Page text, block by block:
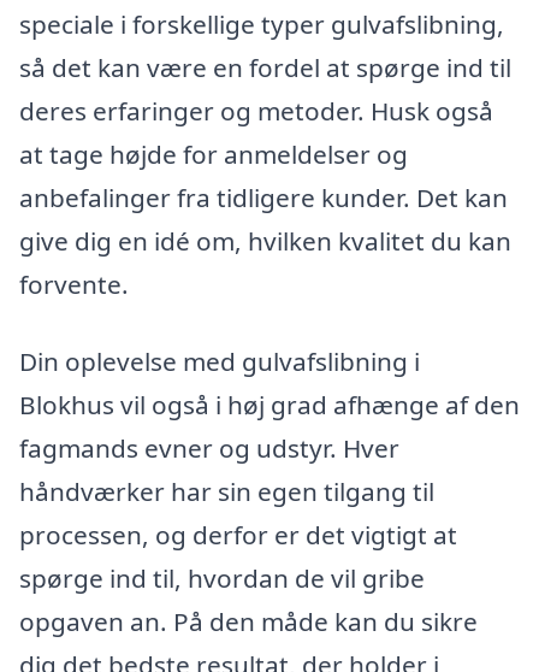
speciale i forskellige typer gulvafslibning,
så det kan være en fordel at spørge ind til
deres erfaringer og metoder. Husk også
at tage højde for anmeldelser og
anbefalinger fra tidligere kunder. Det kan
give dig en idé om, hvilken kvalitet du kan
forvente.
Din oplevelse med gulvafslibning i
Blokhus vil også i høj grad afhænge af den
fagmands evner og udstyr. Hver
håndværker har sin egen tilgang til
processen, og derfor er det vigtigt at
spørge ind til, hvordan de vil gribe
opgaven an. På den måde kan du sikre
dig det bedste resultat, der holder i